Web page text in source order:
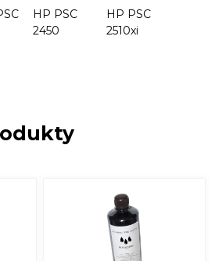
HP PSC
2450
HP PSC
2510xi